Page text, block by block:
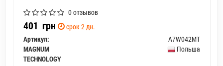
0 отзывов
401 грн
срок 2 дн.
Артикул:
A7W042MT
MAGNUM
TECHNOLOGY
Польша